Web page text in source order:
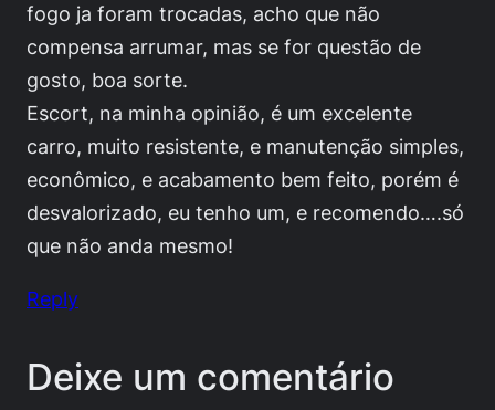
fogo ja foram trocadas, acho que não
compensa arrumar, mas se for questão de
gosto, boa sorte.
Escort, na minha opinião, é um excelente
carro, muito resistente, e manutenção simples,
econômico, e acabamento bem feito, porém é
desvalorizado, eu tenho um, e recomendo….só
que não anda mesmo!
Reply
Deixe um comentário